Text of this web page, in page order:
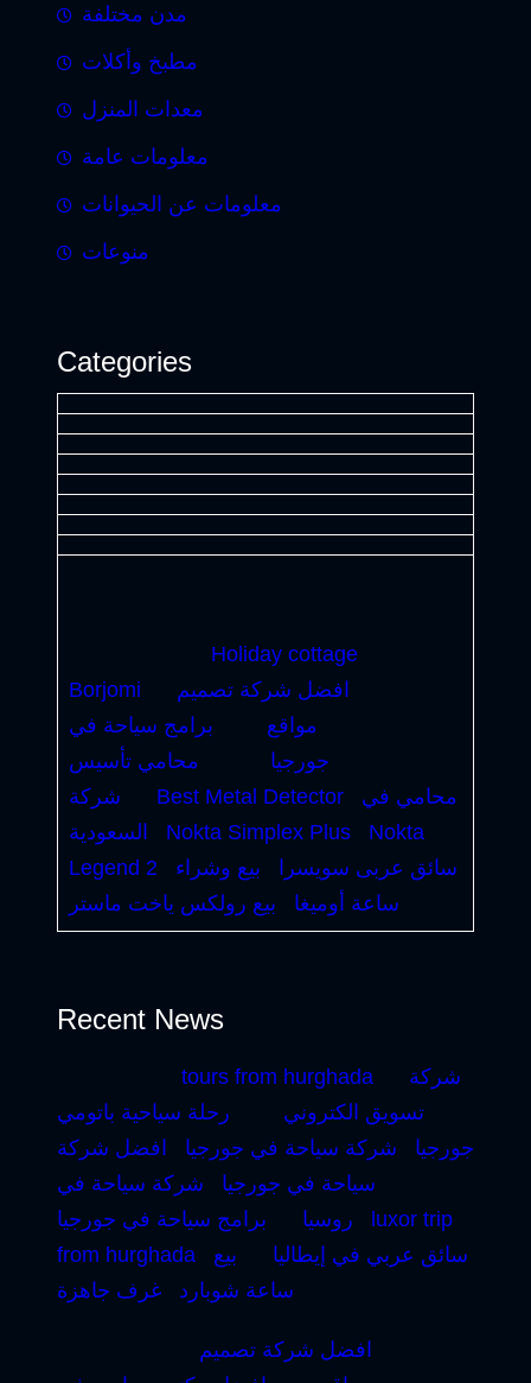
مدن مختلفة
مطبخ وأكلات
معدات المنزل
معلومات عامة
معلومات عن الحيوانات
منوعات
Categories
Holiday cottage
Borjomi
افضل شركة تصميم
مواقع
برامج سياحة في
جورجيا
محامي تأسيس
شركة
Best Metal Detector
محامي في
السعودية
Nokta Simplex Plus
Nokta
Legend 2
سائق عربى سويسرا
بيع وشراء
ساعة أوميغا
بيع رولكس ياخت ماستر
Recent News
tours from hurghada
شركة
تسويق الكتروني
رحلة سياحية باتومي
جورجيا
شركة سياحة في جورجيا
افضل شركة
سياحة في جورجيا
شركة سياحة في
روسيا
برامج سياحة في جورجيا
luxor trip
from hurghada
سائق عربي في إيطاليا
بيع
ساعة شوبارد
غرف جاهزة
افضل شركة تصميم